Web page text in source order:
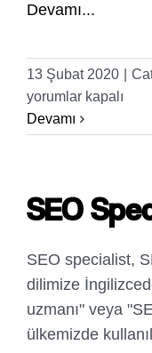
Devamı...
13 Şubat 2020
yorumlar kapalı
Devamı
SEO
SEO specialist,
dilimize
uzmanı" veya
ülkemizde